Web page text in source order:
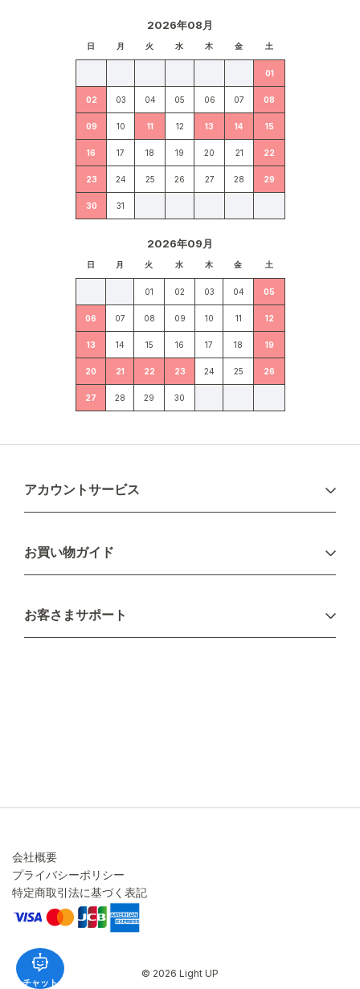
チャット
2026年08月
日 月 火 水 木 金 土
01
02 03 04 05 06 07 08
09 10 11 12 13 14 15
16 17 18 19 20 21 22
23 24 25 26 27 28 29
30 31
2026年09月
日 月 火 水 木 金 土
01 02 03 04 05
06 07 08 09 10 11 12
13 14 15 16 17 18 19
20 21 22 23 24 25 26
27 28 29 30
アカウントサービス
新規会員登録
お買い物ガイド
配送について
不良品・返品について
お客さまサポート
会社概要
プライバシーポリシー
特定商取引法に基づく表記
© 2026 Light UP